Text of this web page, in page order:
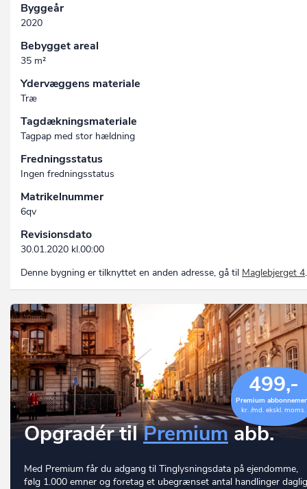
Byggeår
2020
Bebygget areal
35 m²
Ydervæggens materiale
Træ
Tagdækningsmateriale
Tagpap med stor hældning
Fredningsstatus
Ingen fredningsstatus
Matrikelnummer
6qv
Revisionsdato
30.01.2020 kl.00:00
Denne bygning er tilknyttet en anden adresse, gå til Maglebjerget 4.
499,-
Premium
kr. /md. ekskl. moms.
Opgradér tilPremium abb.
Med Premium får du adgang til Tinglysningsdata på ejendomme,
følg 1.000 emner og foretag et ubegrænset antal handlinger